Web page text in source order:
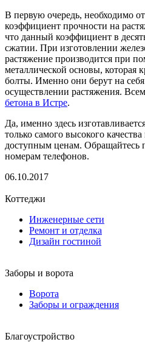
В первую очередь, необходимо
коэффициент прочности на
что данный коэффициент в
сжатии. При изготовлении
растяжение производится при
металлической основы, которая
болты. Именно они берут на
осуществлении растяжения.
бетона в Истре.
Да, именно здесь
только самого высокого
доступным ценам. Обращайтесь
номерам телефонов.
06.10.2017
Коттеджи
Инженерные сети
Ремонт и отделка
Дизайн гостиной
Заборы и ворота
Ворота
Заборы и ограждения
Благоустройство